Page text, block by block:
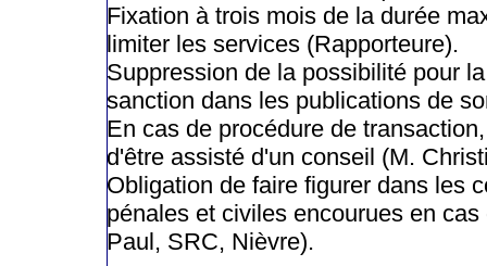
Fixation à trois mois de la durée
limiter les services (Rapporteure).
Suppression de la possibilité pour
sanction dans les publications de
En cas de procédure de
d'être assisté d'un conseil (M.
Obligation de faire figurer dans les
pénales et civiles encourues en
Paul, SRC, Nièvre).